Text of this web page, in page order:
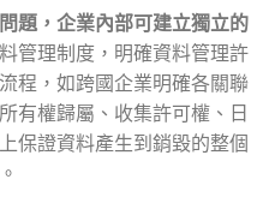
題，企業內部可建立獨立的
管理制度，明確資料管理許
程，如跨國企業明確各關聯
有權歸屬、收集許可權、日
保證資料產生到銷毀的整個